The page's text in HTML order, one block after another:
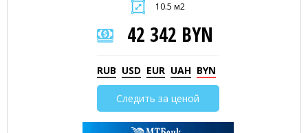
10.5 м2
42 342 BYN
RUB USD EUR UAH BYN
Следить за ценой